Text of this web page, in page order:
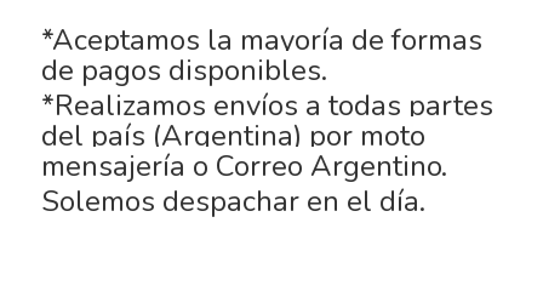
*Aceptamos la mayoría de formas
de pagos disponibles.
*Realizamos envíos a todas partes
del país (Argentina) por moto
mensajería o Correo Argentino.
Solemos despachar en el día.